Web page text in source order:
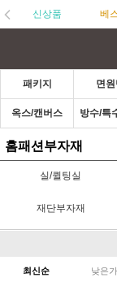
신상품 베
패키지 면
옥스/캔버스 방수/특
홈패션부자재
실/퀼팅실
재단부자재
접착제/심지
최신순 낮은